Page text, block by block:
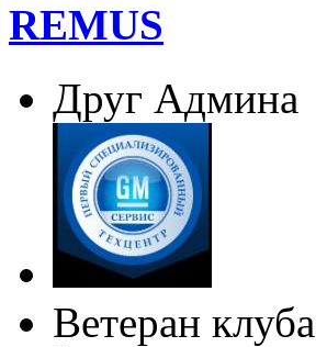
REMUS
Друг Админа
Ветеран клуба